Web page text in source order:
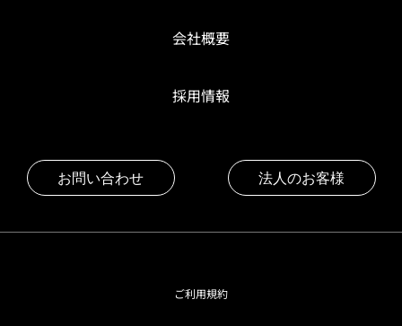
会社概要
採用情報
お問い合わせ 法人のお客様
ご利用規約